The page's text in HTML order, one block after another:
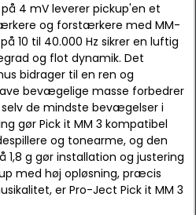
4 mV leverer pickup'en et
og forstærkere med MM-
10 til 40.000 Hz sikrer en luftig
og flot dynamik. Det
bidrager til en ren og
bevægelige masse forbedrer
de mindste bevægelser i
gør Pick it MM 3 kompatibel
og tonearme, og den
g gør installation og justering
med høj opløsning, præcis
er Pro-Ject Pick it MM 3